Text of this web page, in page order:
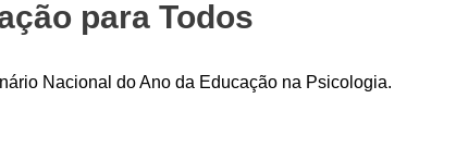
para Todos
Nacional do Ano da Educação na Psicologia.